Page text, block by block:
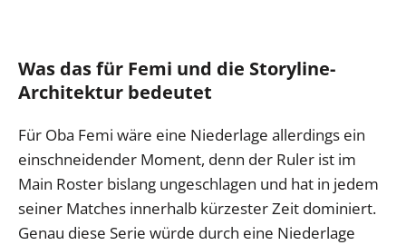
Was das für Femi und die Storyline-
Architektur bedeutet
Für Oba Femi wäre eine Niederlage allerdings ein
einschneidender Moment, denn der Ruler ist im
Main Roster bislang ungeschlagen und hat in jedem
seiner Matches innerhalb kürzester Zeit dominiert.
Genau diese Serie würde durch eine Niederlage